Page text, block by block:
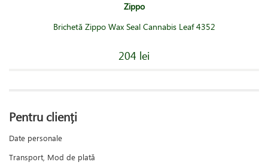
Zippo
Brichetă Zippo Wax Seal Cannabis Leaf 4352
204 lei
Pentru clienți
Date personale
Transport, Mod de plată